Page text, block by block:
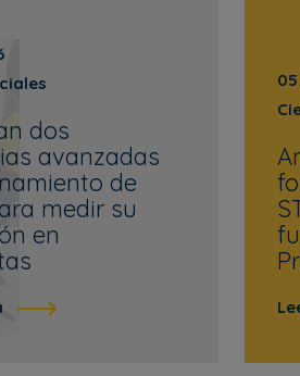
dos
avanzadas
de
medir su
en